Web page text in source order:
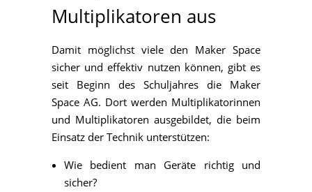
Multiplikatoren aus
Damit möglichst viele den Maker Space
sicher und effektiv nutzen können, gibt es
seit Beginn des Schuljahres die Maker
Space AG. Dort werden Multiplikatorinnen
und Multiplikatoren ausgebildet, die beim
Einsatz der Technik unterstützen:
Wie bedient man Geräte richtig und
sicher?